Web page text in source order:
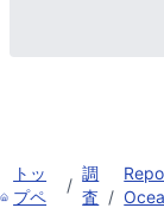
トッ
プペ
/
調
査 /